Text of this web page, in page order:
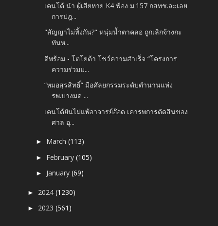
เคนโด้ นำ ผู้เสียหาย K4 ฟ้อง ม.157 กสทช.ละเลย
การปฎ...
"สัญญาไม่ทิ้งกัน?" หนุ่มน้ำตาคลอ ถูกเลิกจ้างกะ
ทันห...
ดีพร้อม - โตโยต้า โชว์ความสำเร็จ “โครงการ
ความร่วมม...
“หมอสุรสิทธิ์” มือศัลยกรรมระดับตำนานแห่ง
รพ.บางมด ...
เคนโด้ยันไม่แพ้อาจารย์อ๊อด เคารพการตัดสินของ
ศาล อุ...
► March(113)
► February(105)
► January(69)
► 2024(1230)
► 2023(561)